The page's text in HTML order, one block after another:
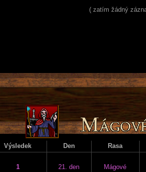
( zatím žádný
Výsledek Den Rasa
1 21. den Mágové